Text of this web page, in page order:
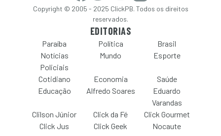
Copyright © 2005 - 2025 ClickPB. Todos os direitos
reservados.
EDITORIAS
Paraíba Política
Brasil
Notícias
Policiais
Mundo Esporte
Cotidiano Economia
Saúde
Educação
Alfredo Soares
Eduardo
Varandas
Clilson Júnior
Click da Fé
Click Gourmet
Click Jus
Click Geek Nocaute